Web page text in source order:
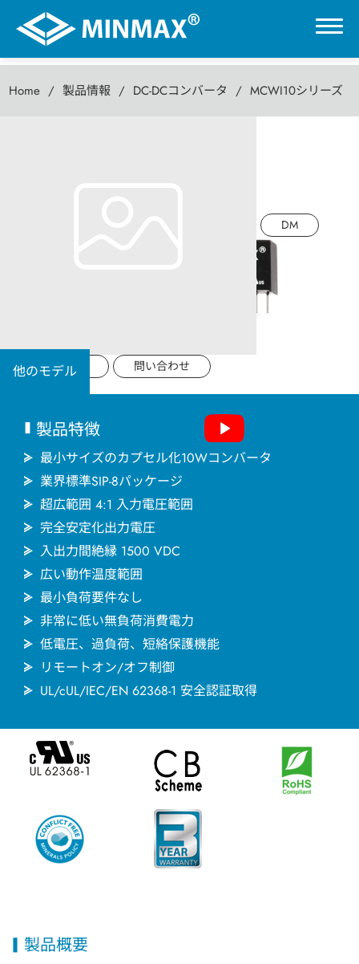
Home 製品情報 DC-DCコンバータ MCWI10シリーズ
他のモデル
DM
データシート 問い合わせ
製品特徴
最小サイズのカプセル化10Wコンバータ
業界標準SIP-8パッケージ
超広範囲 4:1 入力電圧範囲
完全安定化出力電圧
入出力間絶縁 1500 VDC
広い動作温度範囲
最小負荷要件なし
非常に低い無負荷消費電力
低電圧、過負荷、短絡保護機能
リモートオン/オフ制御
UL/cUL/IEC/EN 62368-1 安全認証取得
製品概要
0
DC-DCコンバータ
用途分野
会社情報
最新情報
お問い合わせ